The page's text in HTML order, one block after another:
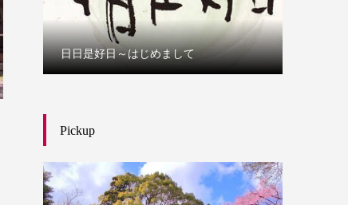
日日是好日～はじめまして
Pickup